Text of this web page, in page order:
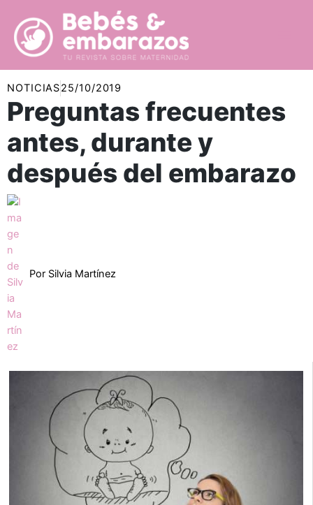
contenido
NOTICIAS25/10/2019
Preguntas frecuentes
antes, durante y
después del embarazo
Por Silvia Martínez